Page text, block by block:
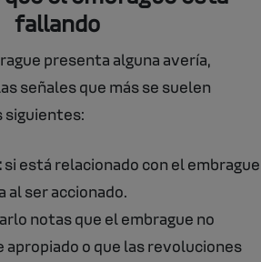
fallando
presenta alguna avería,
señales que más se suelen
siguientes:
si está relacionado con el embrague
al ser accionado.
notas que el embrague no
apropiado o que las revoluciones